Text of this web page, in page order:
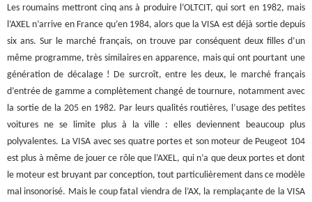
Les roumains mettront cinq ans à produire l’OLTCIT, qui sort en 1982, mais
l’AXEL n’arrive en France qu’en 1984, alors que la VISA est déjà sortie depuis
six ans. Sur le marché français, on trouve par conséquent deux filles d’un
même programme, très similaires en apparence, mais qui ont pourtant une
génération de décalage ! De surcroît, entre les deux, le marché français
d’entrée de gamme a complètement changé de tournure, notamment avec
la sortie de la 205 en 1982. Par leurs qualités routières, l’usage des petites
voitures ne se limite plus à la ville : elles deviennent beaucoup plus
polyvalentes. La VISA avec ses quatre portes et son moteur de Peugeot 104
est plus à même de jouer ce rôle que l’AXEL, qui n’a que deux portes et dont
le moteur est bruyant par conception, tout particulièrement dans ce modèle
mal insonorisé. Mais le coup fatal viendra de l’AX, la remplaçante de la VISA